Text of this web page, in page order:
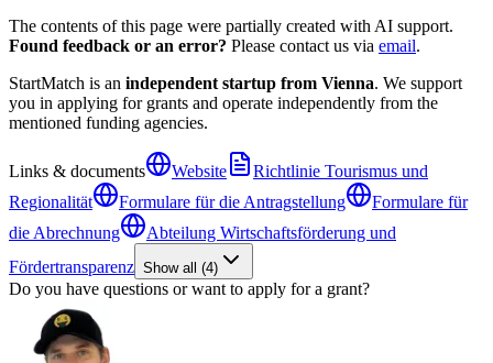
The contents of this page were partially created with AI support.
Found feedback or an error? Please contact us via email.
StartMatch is an independent startup from Vienna. We support
you in applying for grants and operate independently from the
mentioned funding agencies.
Links & documents Website
Richtlinie Tourismus und
Regionalität
Formulare für die Antragstellung
Formulare für
die Abrechnung
Abteilung Wirtschaftsförderung und
Fördertransparenz Show all (4)
Do you have questions or want to apply for a grant?